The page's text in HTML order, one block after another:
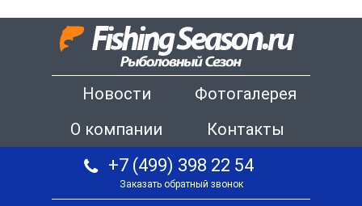
Новости
Фотогалерея
О компании
Контакты
+7 (499) 398 22 54
Заказать обратный звонок